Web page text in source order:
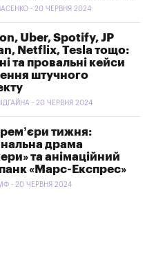
- 20 ЧЕРВНЯ 2024
Uber, Spotify, JP
Netflix, Tesla тощо:
та провальні кейси
штучного
- 20 ЧЕРВНЯ 2024
тижня:
драма
та анімаційний
«Марс-Експрес»
- 20 ЧЕРВНЯ 2024